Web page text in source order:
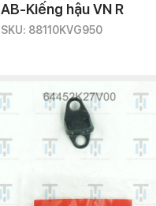
AB-Kiếng hậu VN R
SKU: 88110KVG950